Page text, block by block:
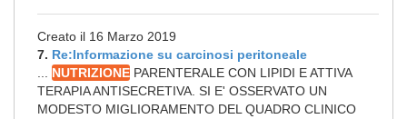
Creato il 16 Marzo 2019
7. Re:Informazione su carcinosi peritoneale
NUTRIZIONE PARENTERALE CON LIPIDI E ATTIVA
TERAPIA ANTISECRETIVA. SI E' OSSERVATO UN
MODESTO MIGLIORAMENTO DEL QUADRO CLINICO